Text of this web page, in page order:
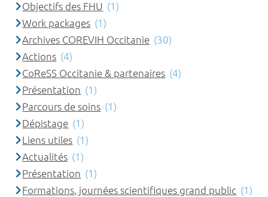
Objectifs des FHU (1)
Work packages (1)
Archives COREVIH Occitanie (30)
Actions (4)
CoReSS Occitanie & partenaires (4)
Présentation (1)
Parcours de soins (1)
Dépistage (1)
Liens utiles (1)
Actualités (1)
Présentation (1)
Formations, journées scientifiques grand public (1)